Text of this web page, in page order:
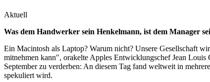
Aktuell
Was dem Handwerker sein Henkelmann, ist dem Manager
Ein Macintosh als Laptop? Warum nicht? Unsere Gesellschaft
mitnehmen kann", orakelte Apples Entwicklungschef Jean
September zu verderben: An diesem Tag fand weltweit in
spekuliert wird.